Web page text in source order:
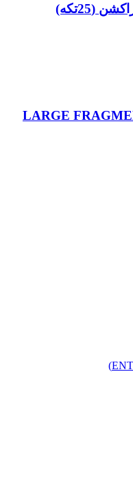
ست پلویس لگن ریکانس تراکشن (25تکه)